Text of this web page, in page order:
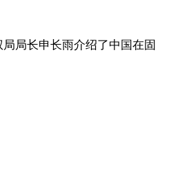
局长申长雨介绍了中国在固